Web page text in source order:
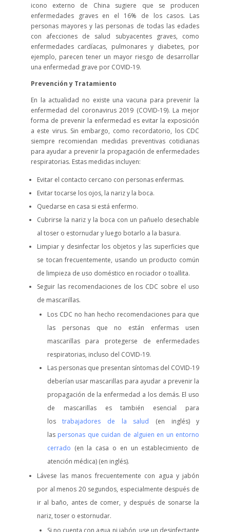
icono externo de China sugiere que se producen
enfermedades graves en el 16% de los casos. Las
personas mayores y las personas de todas las edades
con afecciones de salud subyacentes graves, como
enfermedades cardíacas, pulmonares y diabetes, por
ejemplo, parecen tener un mayor riesgo de desarrollar
una enfermedad grave por COVID-19.
Prevención y Tratamiento
En la actualidad no existe una vacuna para prevenir la
enfermedad del coronavirus 2019 (COVID-19). La mejor
forma de prevenir la enfermedad es evitar la exposición
a este virus. Sin embargo, como recordatorio, los CDC
siempre recomiendan medidas preventivas cotidianas
para ayudar a prevenir la propagación de enfermedades
respiratorias. Estas medidas incluyen:
Evitar el contacto cercano con personas enfermas.
Evitar tocarse los ojos, la nariz y la boca.
Quedarse en casa si está enfermo.
Cubrirse la nariz y la boca con un pañuelo desechable
al toser o estornudar y luego botarlo a la basura.
Limpiar y desinfectar los objetos y las superficies que
se tocan frecuentemente, usando un producto común
de limpieza de uso doméstico en rociador o toallita.
Seguir las recomendaciones de los CDC sobre el uso
de mascarillas.
Los CDC no han hecho recomendaciones para que
las personas que no están enfermas usen
mascarillas para protegerse de enfermedades
respiratorias, incluso del COVID-19.
Las personas que presentan síntomas del COVID-19
deberían usar mascarillas para ayudar a prevenir la
propagación de la enfermedad a los demás. El uso
de mascarillas es también esencial para
lostrabajadores de la salud (en inglés) y
las personas que cuidan de alguien en un entorno
cerrado (en la casa o en un establecimiento de
atención médica) (en inglés).
Lávese las manos frecuentemente con agua y jabón
por al menos 20 segundos, especialmente después de
ir al baño, antes de comer, y después de sonarse la
nariz, toser o estornudar.
Si no cuenta con agua ni jabón, use un desinfectante